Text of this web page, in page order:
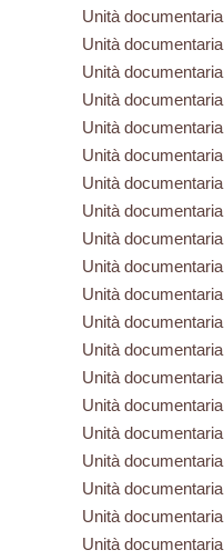
Unità documentaria
Unità documentaria
Unità documentaria
Unità documentaria
Unità documentaria
Unità documentaria
Unità documentaria
Unità documentaria
Unità documentaria
Unità documentaria
Unità documentaria
Unità documentaria
Unità documentaria
Unità documentaria
Unità documentaria
Unità documentaria
Unità documentaria
Unità documentaria
Unità documentaria
Unità documentaria